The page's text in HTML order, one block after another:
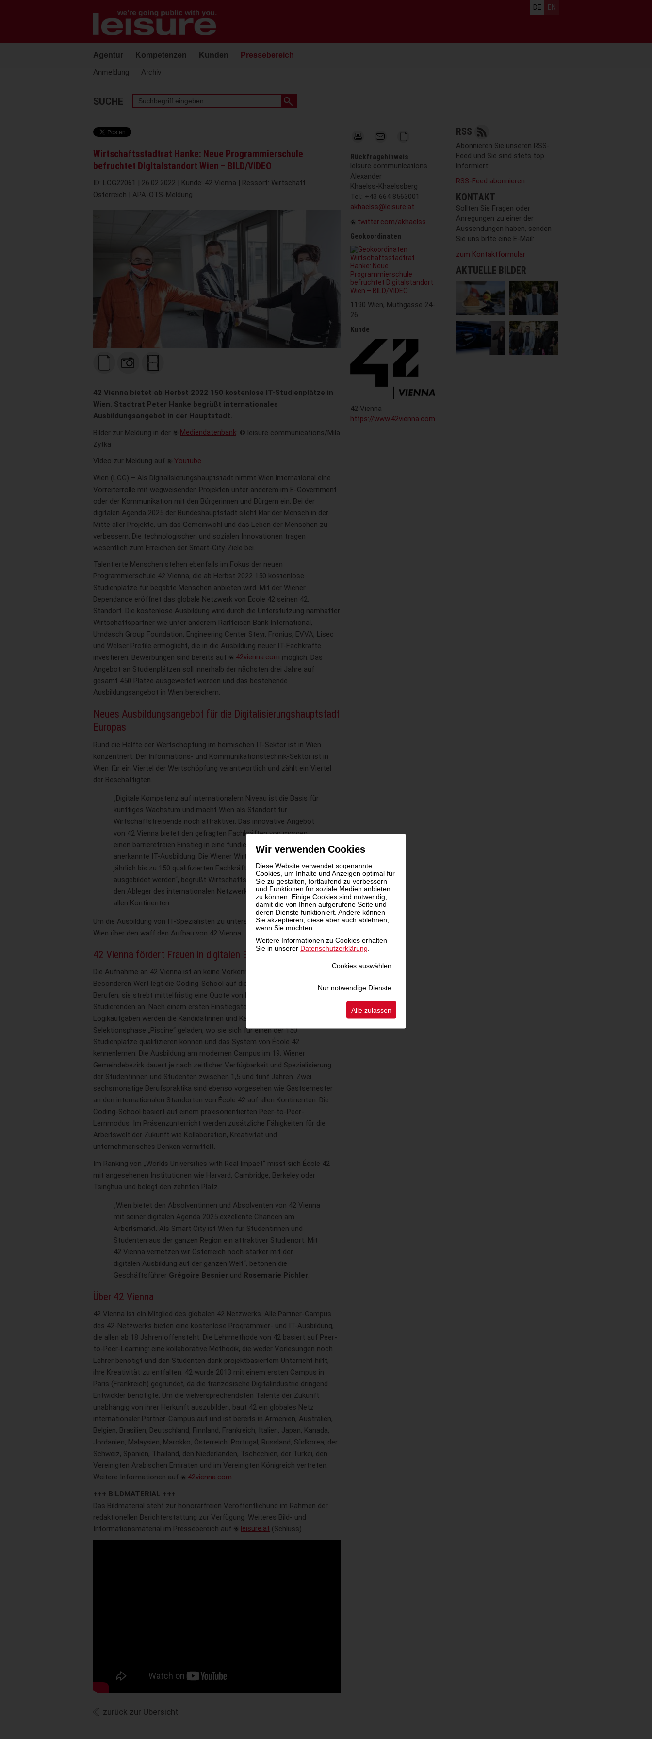
Wir verwenden Cookies
Diese Website verwendet sogenannte
Cookies, um Inhalte und Anzeigen optimal für
Sie zu gestalten, fortlaufend zu verbessern
und Funktionen für soziale Medien anbieten
zu können. Einige Cookies sind notwendig,
damit die von Ihnen aufgerufene Seite und
deren Dienste funktioniert. Andere können
Sie akzeptieren, diese aber auch ablehnen,
wenn Sie möchten.
Weitere Informationen zu Cookies erhalten
Sie in unserer Datenschutzerklärung
Cookies auswählen
Nur notwendige Dienste
Alle zulassen
Bedienung
der
Webseite
Sprachauswahl
DE EN
Agentur Kompetenzen Kunden Pressebereich
Anmeldung Archiv
Stichwortsuche
SUCHE
Wirtschaftsstadtrat Hanke: Neue Programmierschule
befruchtet Digitalstandort Wien – BILD/VIDEO
ID: LCG22061 | 26.02.2022 | Kunde: 42 Vienna | Ressort: Wirtschaft
Österreich | APA-OTS-Meldung
42 Vienna bietet ab Herbst 2022 150 kostenlose IT-Studienplätze in
Wien. Stadtrat Peter Hanke begrüßt internationales
Ausbildungsangebot in der Hauptstadt.
Bilder zur Meldung in der
Mediendatenbank: © leisure communications/Mila
Zytka
Video zur Meldung auf
Youtube
Wien (LCG) – Als Digitalisierungshauptstadt nimmt Wien international eine
Vorreiterrolle mit wegweisenden Projekten unter anderem im E-Government
oder der Kommunikation mit den Bürgerinnen und Bürgern ein. Bei der
digitalen Agenda 2025 der Bundeshauptstadt steht klar der Mensch in der
Mitte aller Projekte, um das Gemeinwohl und das Leben der Menschen zu
verbessern. Die technologischen und sozialen Innovationen tragen
wesentlich zum Erreichen der Smart-City-Ziele bei.
Talentierte Menschen stehen ebenfalls im Fokus der neuen
Programmierschule 42 Vienna, die ab Herbst 2022 150 kostenlose
Studienplätze für begabte Menschen anbieten wird. Mit der Wiener
Dependance eröffnet das globale Netzwerk von École 42 seinen 42.
Standort. Die kostenlose Ausbildung wird durch die Unterstützung namhafter
Wirtschaftspartner wie unter anderem Raiffeisen Bank International,
Umdasch Group Foundation, Engineering Center Steyr, Fronius, EVVA, Lisec
und Welser Profile ermöglicht, die in die Ausbildung neuer IT-Fachkräfte
investieren. Bewerbungen sind bereits auf
42vienna.com möglich. Das
Angebot an Studienplätzen soll innerhalb der nächsten drei Jahre auf
gesamt 450 Plätze ausgeweitet werden und das bestehende
Ausbildungsangebot in Wien bereichern.
Neues Ausbildungsangebot für die Digitalisierungshauptstadt
Europas
Rund die Hälfte der Wertschöpfung im heimischen IT-Sektor ist in Wien
konzentriert. Der Informations- und Kommunikationstechnik-Sektor ist in
Wien für ein Viertel der Wertschöpfung verantwortlich und zählt ein Viertel
der Beschäftigten.
„Digitale Kompetenz auf internationalem Niveau ist die Basis für
künftiges Wachstum und macht Wien als Standort für
Wirtschaftstreibende noch attraktiver. Das innovative Angebot
von 42 Vienna bietet den gefragten Fachkräften von morgen
einen barrierefreien Einstieg in eine fundierte und international
anerkannte IT-Ausbildung. Die Wiener Wirtschaft profitiert von
jährlich bis zu 150 qualifizierten Fachkräften, die am Standort
ausgebildet werden“, begrüßt Wirtschaftsstadtrat Peter Hanke
den Ableger des internationalen Netzwerks mit Instituten auf
allen Kontinenten.
Um die Ausbildung von IT-Spezialisten zu unterstützen, fördert die Stadt
Wien über den waff den Aufbau von 42 Vienna.
42 Vienna fördert Frauen in digitalen Berufen
Die Aufnahme an 42 Vienna ist an keine Vorkenntnisse gebunden.
Besonderen Wert legt die Coding-School auf die Förderung von Frauen in IT-
Berufen; sie strebt mittelfristig eine Quote von bis zu 50 Prozent der
Studierenden an. Nach einem ersten Einstiegstest mit spielerischen
Logikaufgaben werden die Kandidatinnen und Kandidaten in die vierwöchige
Selektionsphase „Piscine“ geladen, wo sie sich für einen der 150
Studienplätze qualifizieren können und das System von École 42
kennenlernen. Die Ausbildung am modernen Campus im 19. Wiener
Gemeindebezirk dauert je nach zeitlicher Verfügbarkeit und Spezialisierung
der Studentinnen und Studenten zwischen 1,5 und fünf Jahren. Zwei
sechsmonatige Berufspraktika sind ebenso vorgesehen wie Gastsemester
an den internationalen Standorten von École 42 auf allen Kontinenten. Die
Coding-School basiert auf einem praxisorientierten Peer-to-Peer-
Lernmodus. Im Präsenzunterricht werden zusätzliche Fähigkeiten für die
Arbeitswelt der Zukunft wie Kollaboration, Kreativität und
unternehmerisches Denken vermittelt.
Im Ranking von „Worlds Universities with Real Impact“ misst sich École 42
mit angesehenen Institutionen wie Harvard, Cambridge, Berkeley oder
Tsinghua und belegt den zehnten Platz.
„Wien bietet den Absolventinnen und Absolventen von 42 Vienna
mit seiner digitalen Agenda 2025 exzellente Chancen am
Arbeitsmarkt. Als Smart City ist Wien für Studentinnen und
Studenten aus der ganzen Region ein attraktiver Studienort. Mit
42 Vienna vernetzen wir Österreich noch stärker mit der
digitalen Ausbildung auf der ganzen Welt“, betonen die
Geschäftsführer Grégoire Besnier und Rosemarie Pichler.
Über 42 Vienna
42 Vienna ist ein Mitglied des globalen 42 Netzwerks. Alle Partner-Campus
des 42-Netzwerks bieten eine kostenlose Programmier- und IT-Ausbildung,
die allen ab 18 Jahren offensteht. Die Lehrmethode von 42 basiert auf Peer-
to-Peer-Learning: eine kollaborative Methodik, die weder Vorlesungen noch
Lehrer benötigt und den Studenten dank projektbasiertem Unterricht hilft,
ihre Kreativität zu entfalten. 42 wurde 2013 mit einem ersten Campus in
Paris (Frankreich) gegründet, da die französische Digitalindustrie dringend
Entwickler benötigte. Um die vielversprechendsten Talente der Zukunft
unabhängig von ihrer Herkunft auszubilden, baut 42 ein globales Netz
internationaler Partner-Campus auf und ist bereits in Armenien, Australien,
Belgien, Brasilien, Deutschland, Finnland, Frankreich, Italien, Japan, Kanada,
Jordanien, Malaysien, Marokko, Österreich, Portugal, Russland, Südkorea, der
Schweiz, Spanien, Thailand, den Niederlanden, Tschechien, der Türkei, den
Vereinigten Arabischen Emiraten und im Vereinigten Königreich vertreten.
Weitere Informationen auf
42vienna.com
+++ BILDMATERIAL +++
Das Bildmaterial steht zur honorarfreien Veröffentlichung im Rahmen der
redaktionellen Berichterstattung zur Verfügung. Weiteres Bild- und
Informationsmaterial im Pressebereich auf
leisure.at (Schluss)
zurück zur Übersicht
Rückfragehinweis
leisure communications
Alexander
Khaelss-Khaelssberg
Tel.: +43 664 8563001
akhaelss@leisure.at
twitter.com/akhaelss
Geokoordinaten
1190 Wien, Muthgasse 24-
26
Kunde
42 Vienna
https://www.42vienna.com
RSS
Abonnieren Sie unseren RSS-
Feed und Sie sind stets top
informiert:
RSS-Feed abonnieren
KONTAKT
Sollten Sie Fragen oder
Anregungen zu einer der
Aussendungen haben, senden
Sie uns bitte eine E-Mail:
zum Kontaktformular
AKTUELLE BILDER